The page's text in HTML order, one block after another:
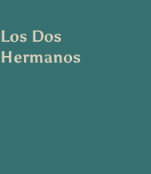
Los Dos
Hermanos